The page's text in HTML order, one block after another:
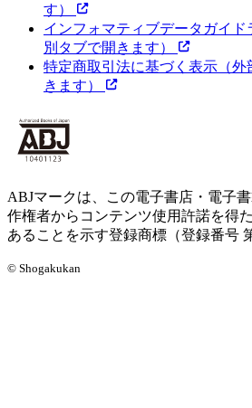
す）
インフォマティブデータガイド
別タブで開きます）
特定商取引法に基づく表示 （
きます）
ABJマークは、この電子書店・電子
作権者からコンテンツ使用許諾を得
あることを示す登録商標（登録番号
© Shogakukan